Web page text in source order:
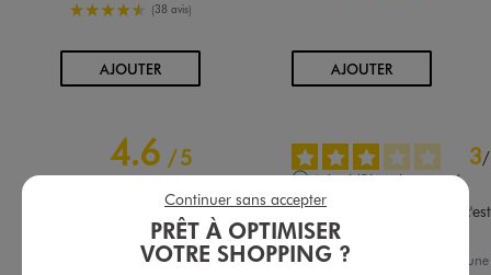
4.5/5 de moyenne
(38 avis)
AJOUTERAU PANIER AJOUTERAU PANIER
4.6/5
avis soumis à un
3/
Avis vérifié et récompensé
chausse petit malgré que
dessus de la mienne
Avis du 12/07/2026
, suite à
PRÊT À OPTIMISER
VOTRE SHOPPING ?
Continuer sans accepter